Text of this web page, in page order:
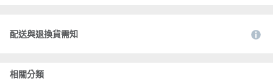
配送與退換貨需知
相關分類